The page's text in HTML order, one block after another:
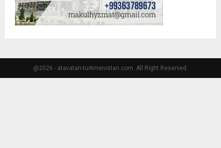
@2026 - atavatan-turkmenistan.com. All Right Reserved.